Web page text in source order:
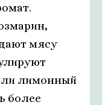
мясу
лимонный
более